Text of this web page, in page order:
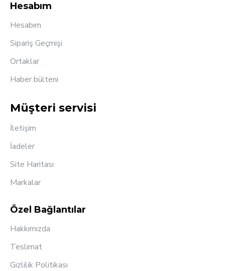
Hesabım
Hesabım
Sipariş Geçmişi
Ortaklar
Haber bülteni
Müşteri servisi
İletişim
İadeler
Site Haritası
Markalar
Özel Bağlantılar
Hakkımızda
Teslimat
Gizlilik Politikası